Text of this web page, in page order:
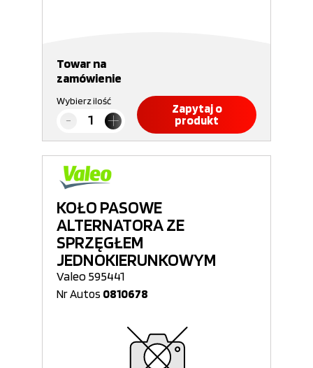
Towar na
zamówienie
Wybierz ilość
Zapytaj o
produkt
KOŁO PASOWE
ALTERNATORA ZE
SPRZĘGŁEM
JEDNOKIERUNKOWYM
Valeo 595441
Nr Autos 0810678